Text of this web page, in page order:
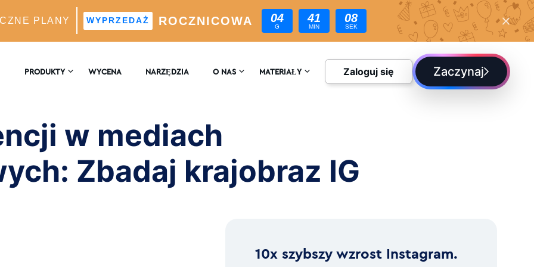
PLANY ROCZNICOWA
WYPRZEDAŻ 04
G
41
MIN
06
SEK
PRODUKTY
Silnik Wzrostu Oparty Na Sztucznej Inteligencji
W Czasie Rzeczywistym
WYCENA NARZĘDZIA O NAS MATERIAŁY Zaloguj się Zaczynaj
w mediach
Zbadaj krajobraz IG
10x szybszy wzrost Instagram.